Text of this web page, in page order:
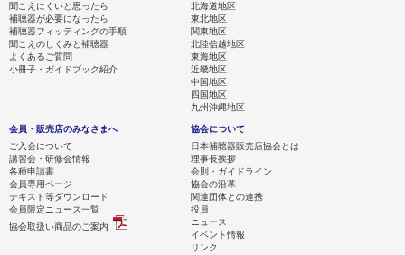
聞こえにくいと思ったら
補聴器が必要になったら
補聴器フィッティングの手順
聞こえのしくみと補聴器
よくあるご質問
小冊子・ガイドブック紹介
北海道地区
東北地区
関東地区
北陸信越地区
東海地区
近畿地区
中国地区
四国地区
九州沖縄地区
会員・販売店のみなさまへ
ご入会について
講習会・研修会情報
各種申請書
会員専用ページ
テキスト等ダウンロード
会員限定ニュース一覧
協会取扱い商品のご案内
協会について
日本補聴器販売店協会とは
理事長挨拶
会則・ガイドライン
協会の沿革
関連団体との連携
役員
ニュース
イベント情報
リンク